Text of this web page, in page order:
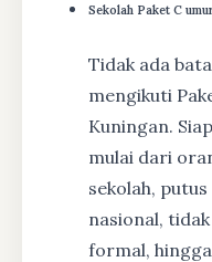
Sekolah Paket C
Tidak ada
mengikuti
Kuningan.
mulai dari
sekolah,
nasional,
formal,